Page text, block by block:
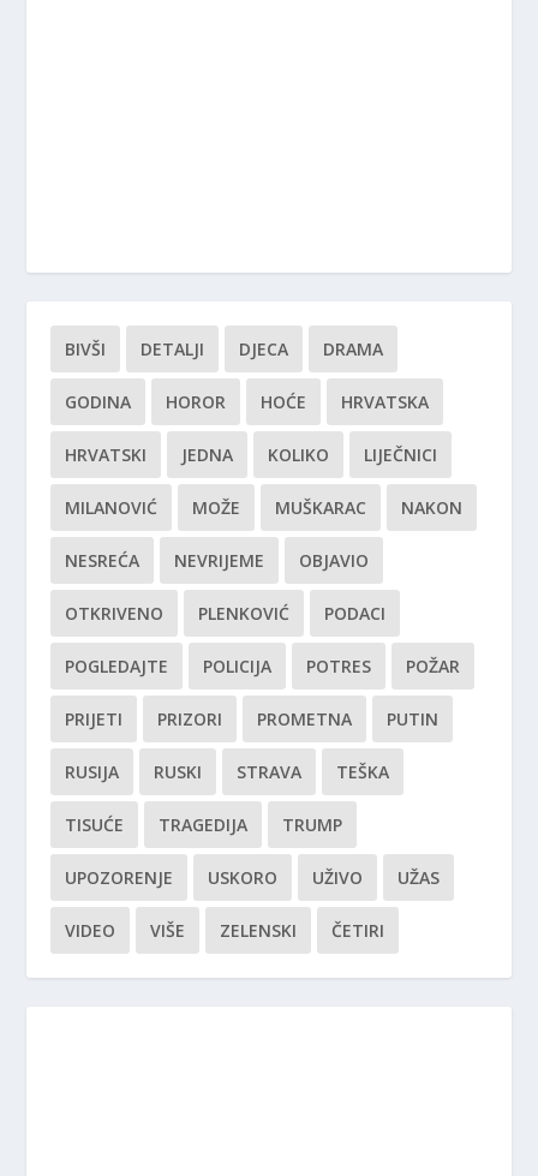
BIVŠI DETALJI DJECA DRAMA
GODINA HOROR HOĆE HRVATSKA
HRVATSKI JEDNA KOLIKO LIJEČNICI
MILANOVIĆ MOŽE MUŠKARAC NAKON
NESREĆA NEVRIJEME OBJAVIO
OTKRIVENO PLENKOVIĆ PODACI
POGLEDAJTE POLICIJA POTRES POŽAR
PRIJETI PRIZORI PROMETNA PUTIN
RUSIJA RUSKI STRAVA TEŠKA
TISUĆE TRAGEDIJA TRUMP
UPOZORENJE USKORO UŽIVO UŽAS
VIDEO VIŠE ZELENSKI ČETIRI